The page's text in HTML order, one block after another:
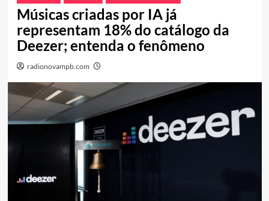
Músicas criadas por IA já
representam 18% do catálogo da
Deezer; entenda o fenômeno
radionovampb.com